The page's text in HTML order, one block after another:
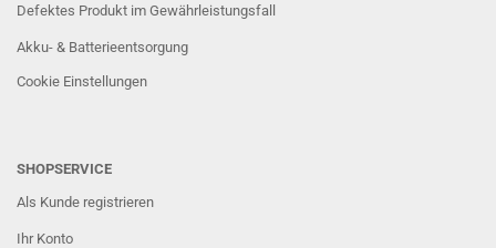
Defektes Produkt im Gewährleistungsfall
Akku- & Batterieentsorgung
Cookie Einstellungen
SHOPSERVICE
Als Kunde registrieren
Ihr Konto